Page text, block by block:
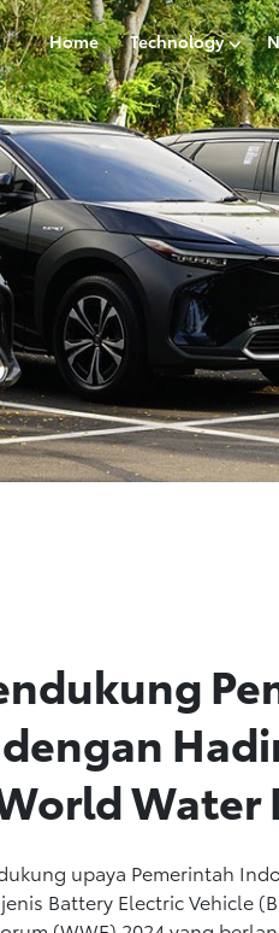
Home Technology
Water
upaya Pemerintah
Battery Electric Vehicle